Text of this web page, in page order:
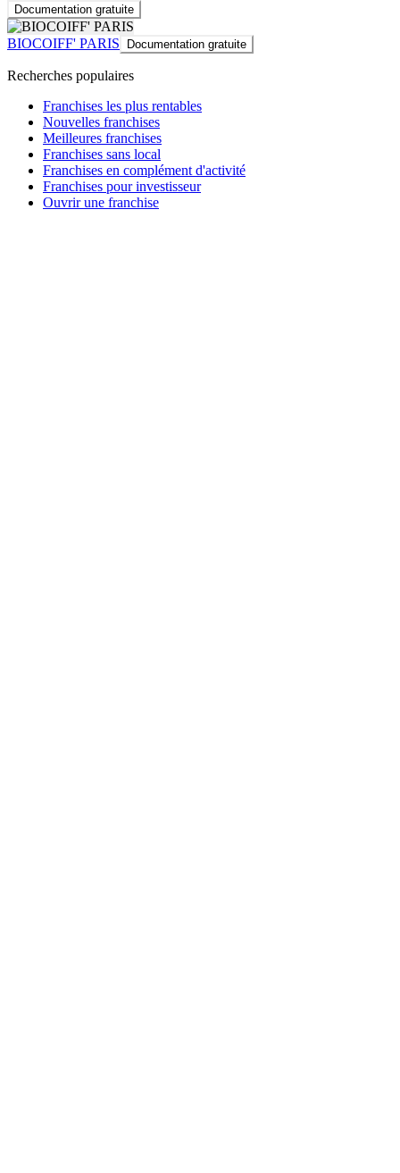
Documentation gratuite
BIOCOIFF' PARIS Documentation gratuite
Recherches populaires
Franchises les plus rentables
Nouvelles franchises
Meilleures franchises
Franchises sans local
Franchises en complément d'activité
Franchises pour investisseur
Ouvrir une franchise